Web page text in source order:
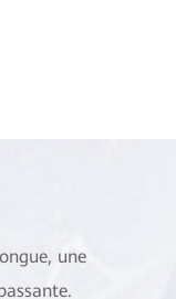
une